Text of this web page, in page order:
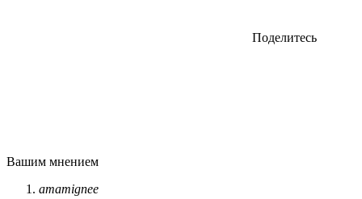
Поделитесь
Вашим мнением
amamignee